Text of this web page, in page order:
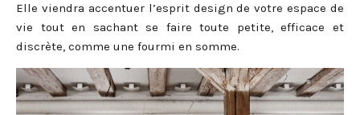
Elle viendra accentuer l’esprit design de votre espace de
vie tout en sachant se faire toute petite, efficace et
discrète, comme une fourmi en somme.